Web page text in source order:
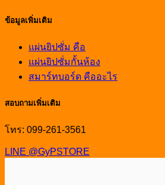
ข้อมูลเพิ่มเติม
แผ่นยิปซั่ม คือ
แผ่นยิปซั่มกั้นห้อง
สมาร์ทบอร์ด คืออะไร
สอบถามเพิ่มเติม
โทร: 099-261-3561
LINE @GyPSTORE